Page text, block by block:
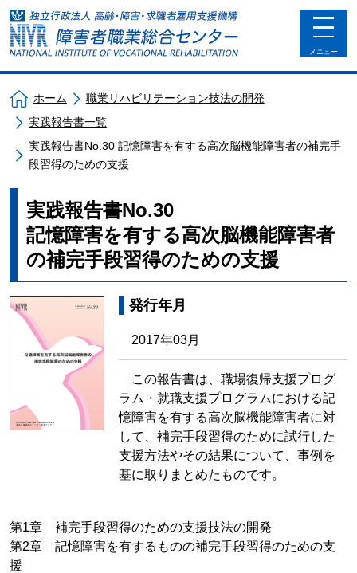
toggle
メニュー
ホーム
職業リハビリテーション技法の開発
実践報告書一覧
実践報告書No.30 記憶障害を有する高次脳機能障害者の補完手
段習得のための支援
実践報告書No.30
記憶障害を有する高次脳機能障害者
の補完手段習得のための支援
発行年月
2017年03月
この報告書は、職場復帰支援プログ
ラム・就職支援プログラムにおける記
憶障害を有する高次脳機能障害者に対
して、補完手段習得のために試行した
支援方法やその結果について、事例を
基に取りまとめたものです。
第1章 補完手段習得のための支援技法の開発
第2章 記憶障害を有するものの補完手段習得のための支
援